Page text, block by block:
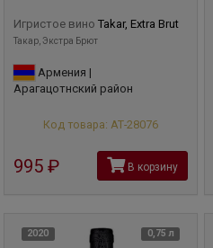
Игристое вино Takar, Extra Brut
Такар, Экстра Брют
Армения |
Арагацотнский район
Код товара: АТ-28076
995 В корзину
2020 0,75 л